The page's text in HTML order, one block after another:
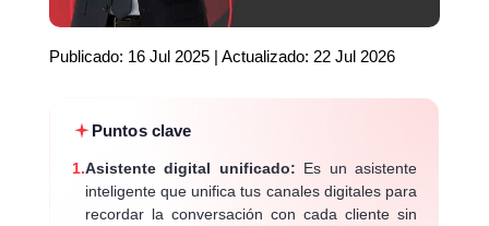
Publicado: 16 Jul 2025 | Actualizado: 22 Jul 2026
Puntos clave
1.Asistente digital unificado: Es un asistente
inteligente que unifica tus canales digitales para
recordar la conversación con cada cliente sin